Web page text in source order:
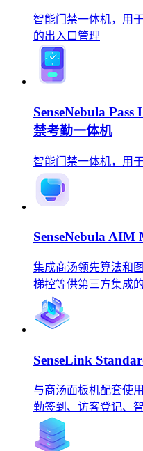
智能门禁一体机，用
的出入口管理
SenseNebula
禁考勤一体机
智能门禁一体机，用
SenseNebula
集成商汤领先算法和
梯控等供第三方集成
SenseLink
与商汤面板机配套使
勤签到、访客登记、